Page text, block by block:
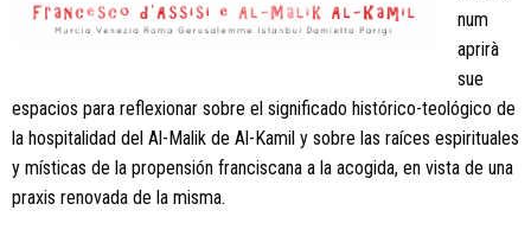
num
aprirà
sue
espacios para reflexionar sobre el significado histórico-teológico de
la hospitalidad del Al-Malik de Al-Kamil y sobre las raíces espirituales
y místicas de la propensión franciscana a la acogida, en vista de una
praxis renovada de la misma.